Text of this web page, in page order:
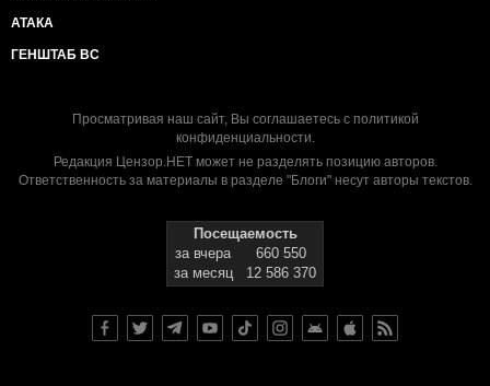
АТАКА
ГЕНШТАБ ВС
Просматривая наш сайт, Вы соглашаетесь с политикой
конфиденциальности.
Редакция Цензор.НЕТ может не разделять позицию авторов.
Ответственность за материалы в разделе "Блоги" несут авторы текстов.
Посещаемость
за вчера
660 550
за месяц
12 586 370